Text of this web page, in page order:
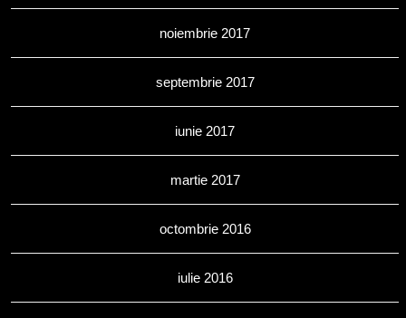
noiembrie 2017
septembrie 2017
iunie 2017
martie 2017
octombrie 2016
iulie 2016